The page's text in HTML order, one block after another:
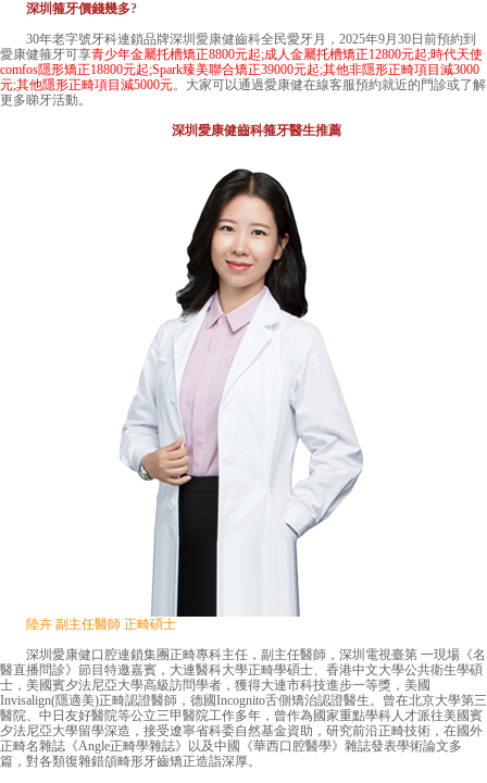
深圳箍牙價錢幾多?
30年老字號牙科連鎖品牌深圳 愛康健齒科全民愛牙月，2025年9月30日前預約到
愛康健箍牙可享青少年金屬托槽矯正8800元起;成人金屬托槽矯正12800元起;時代天使
comfos隱形矯正18800元起;Spark臻美聯合矯正39000元起;其他非隱形正畸項目減3000
元;其他隱形正畸項目減5000元。大家可以通過愛康健在線客服預約就近的門診或了解
更多睇牙活動。
深圳愛康健齒科箍牙醫生推薦
陸卉 副主任醫師 正畸碩士
深圳愛康健口腔連鎖集團正畸專科主任，副主任醫師，深圳電視臺第 一現場《名
醫直播問診》節目特邀嘉賓，大連醫科大學正畸學碩士、香港中文大學公共衛生學碩
士，美國賓夕法尼亞大學高級訪問學者，獲得大連市科技進步一等獎，美國
Invisalign(隱適美)正畸認證醫師，德國Incognito舌側矯治認證醫生。曾在北京大學第三
醫院、中日友好醫院等公立三甲醫院工作多年，曾作為國家重點學科人才派往美國賓
夕法尼亞大學留學深造，接受遼寧省科委自然基金資助，研究前沿正畸技術，在國外
正畸名雜誌《Angle正畸學雜誌》以及中國《華西口腔醫學》雜誌發表學術論文多
篇，對各類復雜錯頜畸形牙齒矯正造詣深厚。